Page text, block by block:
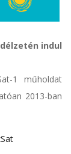
indul
1 műholdat
2013-ban